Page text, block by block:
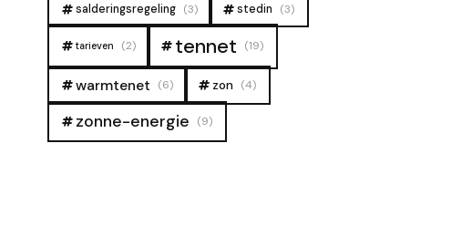
salderingsregeling (3) stedin (3)
tarieven (2) tennet (19)
warmtenet (6) zon (4)
zonne-energie (9)